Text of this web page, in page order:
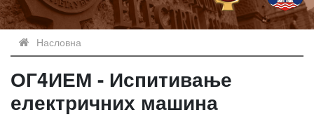
Насловна
ОГ4ИЕМ - Испитивање
електричних машина